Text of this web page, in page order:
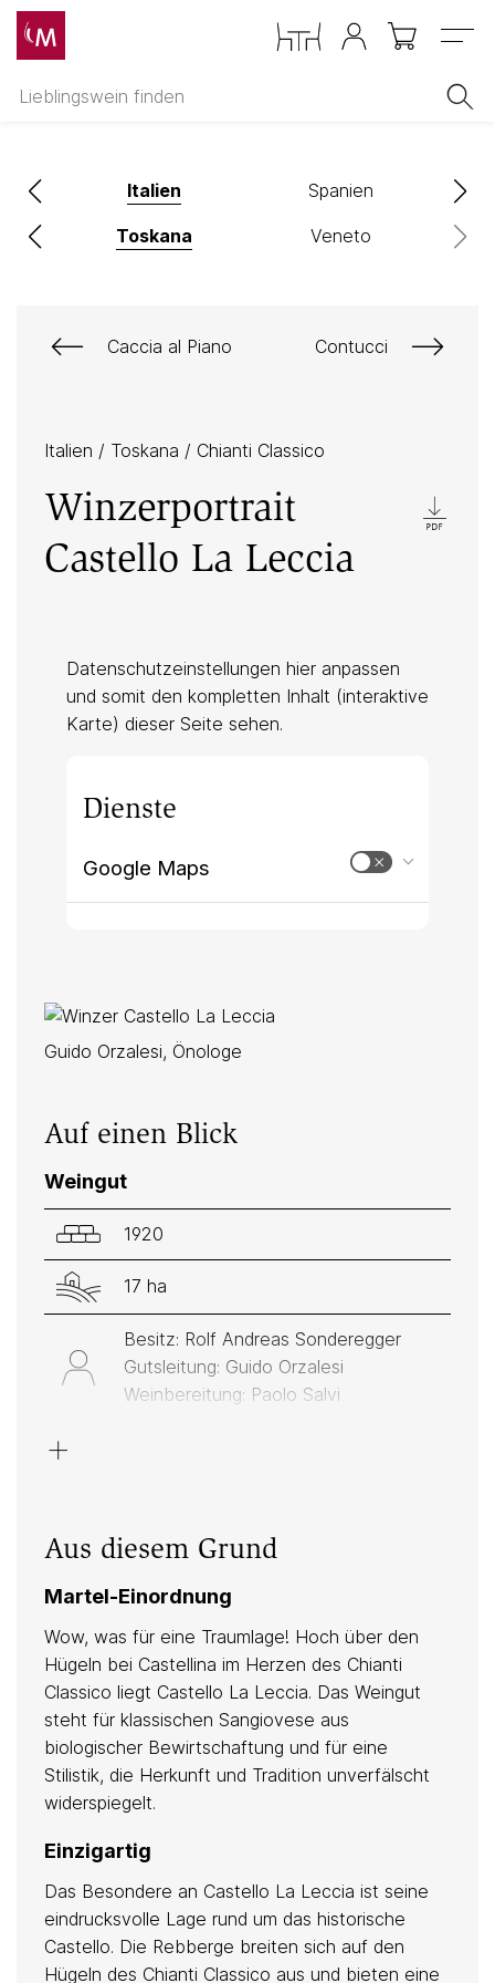
Menu
Italien Spanien
Toskana Veneto
Caccia al Piano Contucci
Italien / Toskana / Chianti Classico
Winzerportrait
Castello La Leccia
Datenschutzeinstellungen hier anpassen
und somit den kompletten Inhalt (interaktive
Karte) dieser Seite sehen.
Dienste
Google Maps
Guido Orzalesi, Önologe
Auf einen Blick
Weingut
1920
17 ha
Besitz: Rolf Andreas Sonderegger
Gutsleitung: Guido Orzalesi
Weinbereitung: Paolo Salvi
Nur bei Martel erhältlich
Anbau
biologisch
zertifiziert
Keller
Vegan
+
Aus diesem Grund
Martel-Einordnung
Wow, was für eine Traumlage! Hoch über den
Hügeln bei Castellina im Herzen des Chianti
Classico liegt Castello La Leccia. Das Weingut
steht für klassischen Sangiovese aus
biologischer Bewirtschaftung und für eine
Stilistik, die Herkunft und Tradition unverfälscht
widerspiegelt.
Einzigartig
Das Besondere an Castello La Leccia ist seine
eindrucksvolle Lage rund um das historische
Castello. Die Rebberge breiten sich auf den
Hügeln des Chianti Classico aus und bieten eine